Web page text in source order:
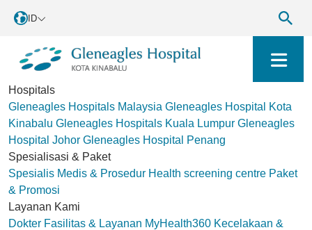
ID
Hospitals
Gleneagles Hospitals Malaysia Gleneagles Hospital Kota
Kinabalu Gleneagles Hospitals Kuala Lumpur Gleneagles
Hospital Johor Gleneagles Hospital Penang
Spesialisasi & Paket
Spesialis Medis & Prosedur Health screening centre Paket
& Promosi
Layanan Kami
Dokter Fasilitas & Layanan MyHealth360 Kecelakaan &